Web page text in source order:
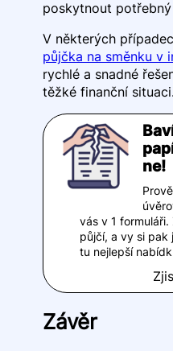
poskytnout
V některých
půjčka na směnku v
rychlé a snadné
těžké finanční situaci.
ne!
vás v 1
půjčí, a vy si pak
tu nejlepší
Závěr